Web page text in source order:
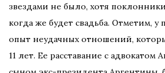
звездами не было, хотя
когда же будет свадьба. Отметим,
опыт неудачных отношений,
11 лет. Ее расставание с адвокатом